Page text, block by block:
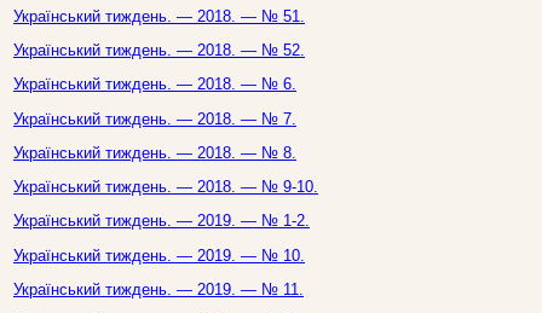
Український тиждень. — 2018. — № 51.
Український тиждень. — 2018. — № 52.
Український тиждень. — 2018. — № 6.
Український тиждень. — 2018. — № 7.
Український тиждень. — 2018. — № 8.
Український тиждень. — 2018. — № 9-10.
Український тиждень. — 2019. — № 1-2.
Український тиждень. — 2019. — № 10.
Український тиждень. — 2019. — № 11.